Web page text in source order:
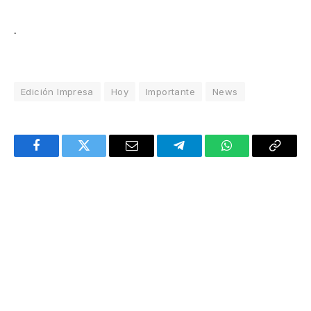
.
Edición Impresa Hoy Importante News
FacebookTwitter Email TelegramWhatsAppCopy